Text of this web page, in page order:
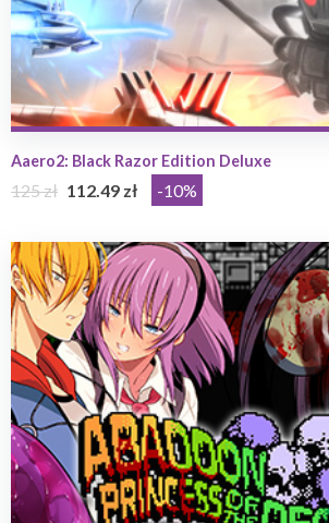
Aaero2: Black Razor Edition Deluxe
125 zł 112.49 zł -10%